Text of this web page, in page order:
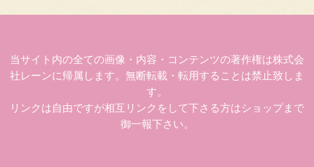
当サイト内の全ての画像・内容・コンテンツの著作権は株式会
社レーンに帰属します。無断転載・転用することは禁止致しま
す。
リンクは自由ですが相互リンクをして下さる方はショップまで
御一報下さい。